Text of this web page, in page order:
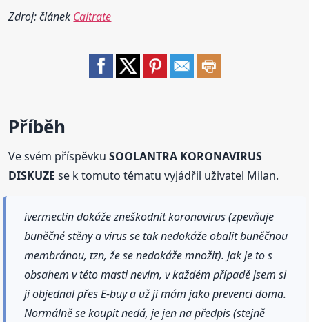
Zdroj: článek Caltrate
Příběh
Ve svém příspěvkuSOOLANTRA KORONAVIRUS
DISKUZE se k tomuto tématu vyjádřil uživatel Milan.
ivermectin dokáže zneškodnit koronavirus (zpevňuje
buněčné stěny a virus se tak nedokáže obalit buněčnou
membránou, tzn, že se nedokáže množit). Jak je to s
obsahem v této masti nevím, v každém případě jsem si
ji objednal přes E-buy a už ji mám jako prevenci doma.
Normálně se koupit nedá, je jen na předpis (stejně